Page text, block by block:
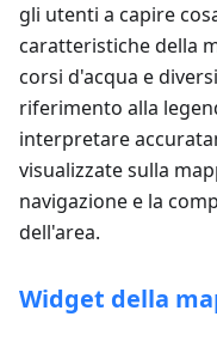
gli utenti a capire
caratteristiche della
corsi d'acqua e
riferimento alla
interpretare
visualizzate sulla
navigazione e la
dell'area.
Widget della